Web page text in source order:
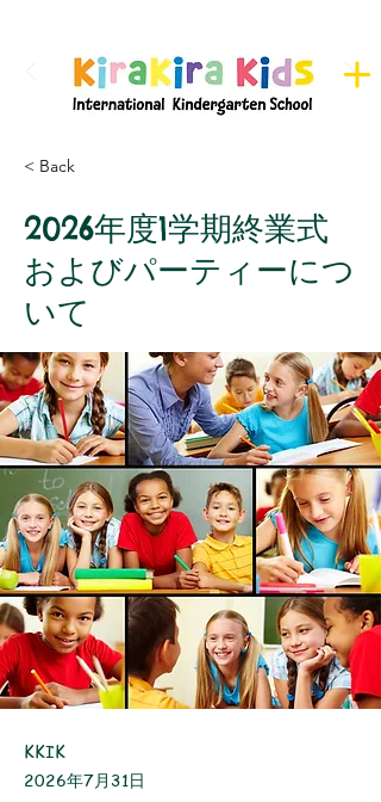
Register here for Camps
< Back
2026年度1学期終業式
およびパーティーにつ
いて
KKIK
2026年7月31日